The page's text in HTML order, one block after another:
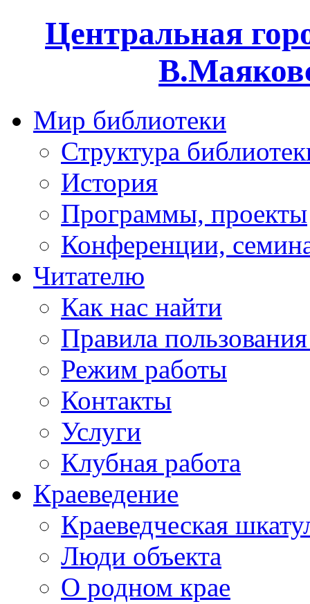
Центральная
Мир библиотеки
Структура
История
Программы, проекты
Конференции,
Читателю
Как нас найти
Правила
Режим работы
Контакты
Услуги
Клубная работа
Краеведение
Краеведческая
Люди объекта
О родном крае